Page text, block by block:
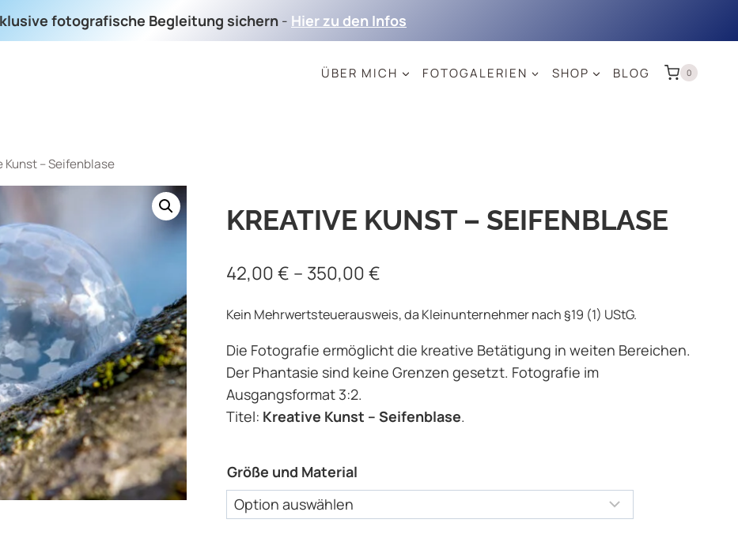
fotografische Begleitung sichern - Hier zu den Infos
ÜBER MICH FOTOGALERIEN SHOP BLOG 0
Kunst – Seifenblase
KREATIVE KUNST – SEIFENBLASE
42,00€ – 350,00€
Kein Mehrwertsteuerausweis, da Kleinunternehmer nach §19 (1) UStG.
Die Fotografie ermöglicht die kreative Betätigung in weiten Bereichen.
Der Phantasie sind keine Grenzen gesetzt. Fotografie im
Ausgangsformat 3:2.
Titel: Kreative Kunst – Seifenblase.
Größe und Material